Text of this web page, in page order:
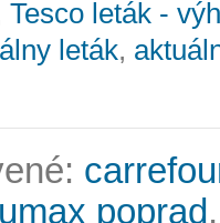
Tesco leták -
leták,
poprad